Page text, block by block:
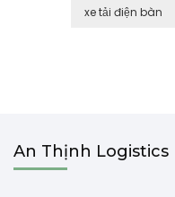
xe tải điện bàn
An Thịnh Logistics